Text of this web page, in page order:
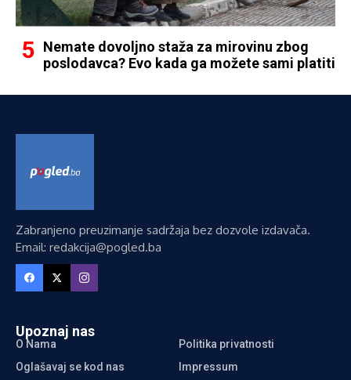
Nemate dovoljno staža za mirovinu zbog
poslodavca? Evo kada ga možete sami platiti
Zabranjeno preuzimanje sadržaja bez dozvole izdavača.
Email: redakcija@pogled.ba
Upoznaj nas
O Nama
Politika privatnosti
Oglašavaj se kod nas
Impressum